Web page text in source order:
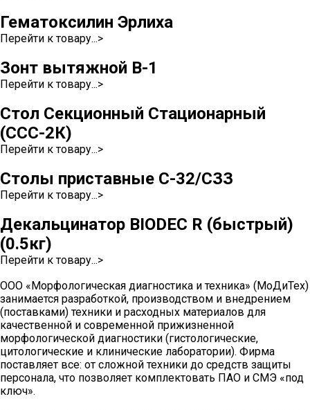
Гематоксилин Эрлиха
Перейти к товару...>
Зонт вытяжной В-1
Перейти к товару...>
Стол Секционный Стационарный
(ССС-2К)
Перейти к товару...>
Столы приставные С-32/СЗЗ
Перейти к товару...>
Декальцинатор BIODEC R (быстрый)
(0.5кг)
Перейти к товару...>
ООО «Морфологическая диагностика и техника» (МоДиТех)
занимается разработкой, производством и внедрением
(поставками) техники и расходных материалов для
качественной и современной прижизненной
морфологической диагностики (гистологические,
цитологические и клинические лаборатории). Фирма
поставляет все: от сложной техники до средств защиты
персонала, что позволяет комплектовать ПАО и СМЭ «под
ключ».